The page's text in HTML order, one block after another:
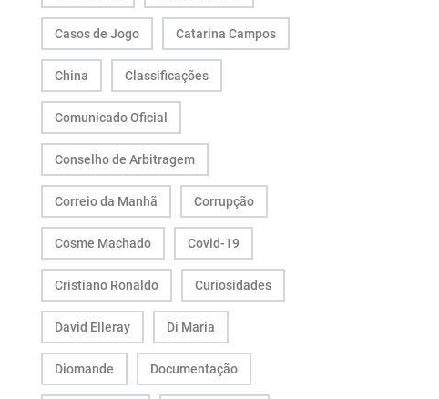
Casos de Jogo Catarina Campos
China Classificações
Comunicado Oficial
Conselho de Arbitragem
Correio da Manhã Corrupção
Cosme Machado Covid-19
Cristiano Ronaldo Curiosidades
David Elleray Di Maria
Diomande Documentação